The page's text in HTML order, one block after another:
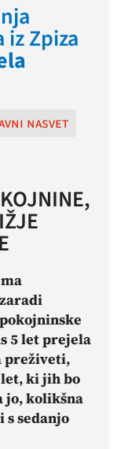
Zpiza
nasvet
5 let prejela
preživeti,
ki jih bo
jo, kolikšna
sedanjo